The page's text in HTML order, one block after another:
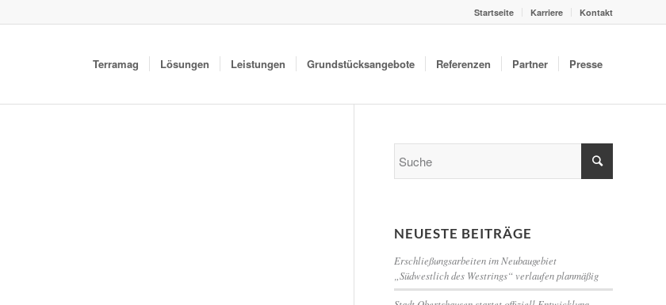
Startseite Karriere Kontakt
Terramag Lösungen Leistungen Grundstücksangebote Referenzen Partner Presse
NEUESTE BEITRÄGE
Erschließungsarbeiten im Neubaugebiet
„Südwestlich des Westrings“ verlaufen planmäßig